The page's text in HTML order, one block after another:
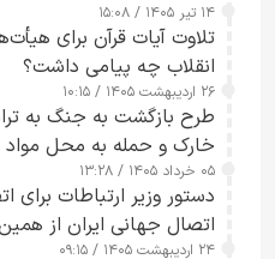
۱۴ تیر ۱۴۰۵ / ۱۵:۰۸
تلاوت آیات قرآن برای
انقلاب چه پیامی داشت؟
۲۶ اردیبهشت ۱۴۰۵ / ۱۰:۱۵
طرح‌ بازگشت به جنگ به
خارک و حمله به محل
۰۵ خرداد ۱۴۰۵ / ۱۳:۲۸
دستور وزیر ارتباطات برای
اتصال جهانی ایران از
۲۴ اردیبهشت ۱۴۰۵ / ۰۹:۱۵